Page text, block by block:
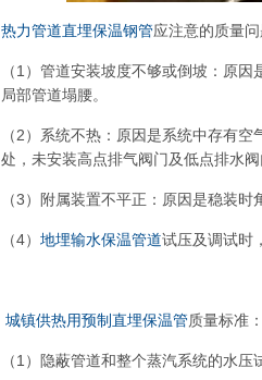
热力管道直埋保温钢管应注意的质量问
（1）管道安装坡度不够或倒坡：原
局部管道塌腰。
（2）系统不热：原因是系统中存有
处，未安装高点排气阀门及低点排水阀
（3）附属装置不平正：原因是稳装时
（4） 地埋输水保温管道试压及调试时
城镇供热用预制直埋保温管质量标准：
（1）隐蔽管道和整个蒸汽系统的水